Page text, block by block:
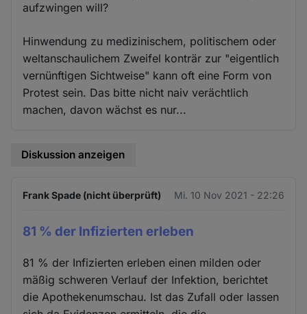
aufzwingen will?
Hinwendung zu medizinischem, politischem oder
weltanschaulichem Zweifel konträr zur "eigentlich
vernünftigen Sichtweise" kann oft eine Form von
Protest sein. Das bitte nicht naiv verächtlich
machen, davon wächst es nur...
Diskussion anzeigen
Frank Spade (nicht überprüft) Mi. 10 Nov 2021 - 22:26
81 % der Infizierten erleben
81 % der Infizierten erleben einen milden oder
mäßig schweren Verlauf der Infektion, berichtet
die Apothekenumschau. Ist das Zufall oder lassen